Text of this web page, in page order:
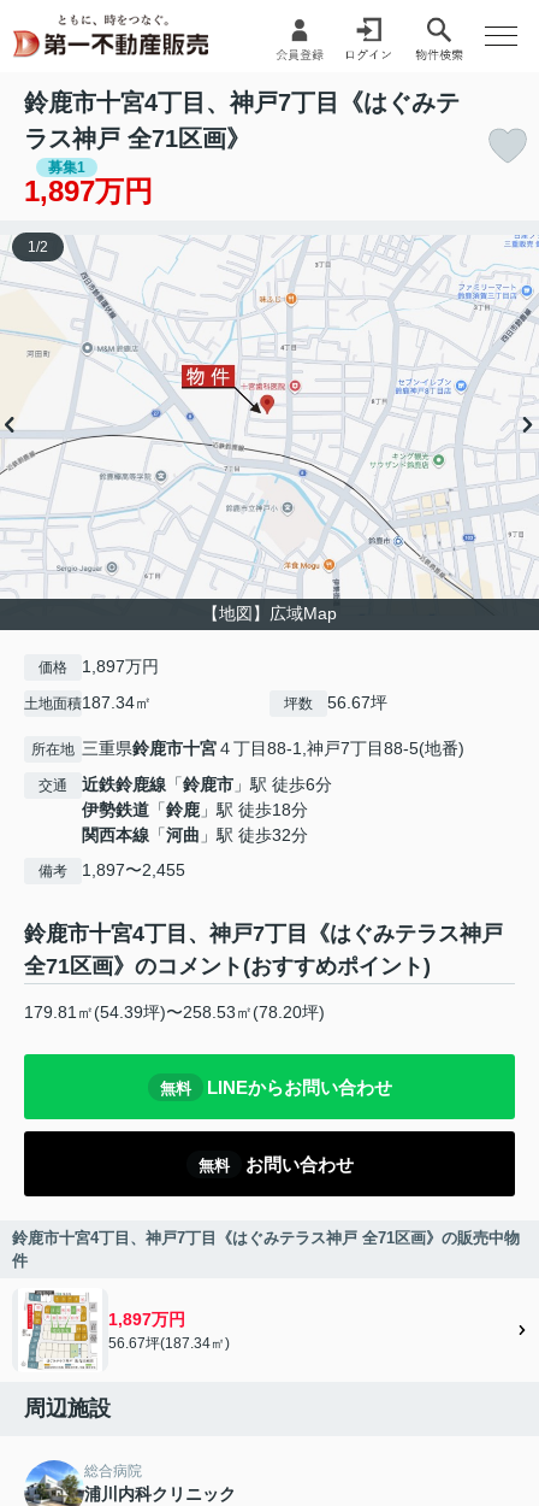
鈴鹿市十宮4丁目、神戸7丁目《はぐみテ
ラス神戸 全71区画》
募集1
1,897万円
【地図】広域Map
1 /2
価格 1,897万円
土地面積187.34㎡ 坪数 56.67坪
所在地 三重県鈴鹿市十宮４丁目88-1,神戸7丁目88-5(地番)
交通 近鉄鈴鹿線 「鈴鹿市 」駅 徒歩6分
伊勢鉄道 「鈴鹿 」駅 徒歩18分
関西本線 「河曲 」駅 徒歩32分
備考 1,897〜2,455
鈴鹿市十宮4丁目、神戸7丁目《はぐみテラス神戸
全71区画》のコメント(おすすめポイント)
179.81㎡(54.39坪)〜258.53㎡(78.20坪)
無料 LINEからお問い合わせ
無料 お問い合わせ
鈴鹿市十宮4丁目、神戸7丁目《はぐみテラス神戸 全71区画》の販売中物
件
1,897万円
56.67坪(187.34㎡)
周辺施設
総合病院
浦川内科クリニック